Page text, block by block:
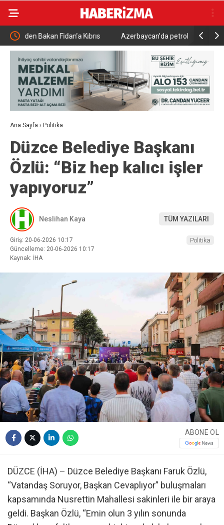
Azerbaycan’da petrol tankında çıkan yangına hızlı
müdahale
Suriye
Ana Sayfa › Politika
Düzce Belediye Başkanı
Özlü: “Biz hep kalıcı işler
yapıyoruz”
Neslihan Kaya TÜM YAZILARI
Giriş: 20-06-2026 10:17
Güncelleme: 20-06-2026 10:17
Kaynak: İHA
Politika
ABONE OL
DÜZCE (İHA) – Düzce Belediye Başkanı Faruk Özlü,
“Vatandaş Soruyor, Başkan Cevaplıyor” buluşmaları
kapsamında Nusrettin Mahallesi sakinleri ile bir araya
geldi. Başkan Özlü, “Emin olun 3 yılın sonunda